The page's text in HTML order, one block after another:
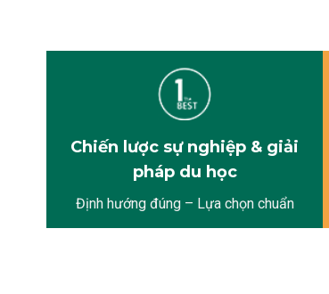
Chiến lược sự nghiệp & giải
pháp du học
Định hướng đúng – Lựa chọn chuẩn